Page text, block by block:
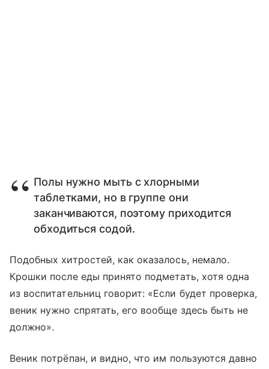
Полы нужно мыть с хлорными
таблетками, но в группе они
заканчиваются, поэтому приходится
обходиться содой.
Подобных хитростей, как оказалось, немало.
Крошки после еды принято подметать, хотя одна
из воспитательниц говорит: «Если будет проверка,
веник нужно спрятать, его вообще здесь быть не
должно».
Веник потрёпан, и видно, что им пользуются давно